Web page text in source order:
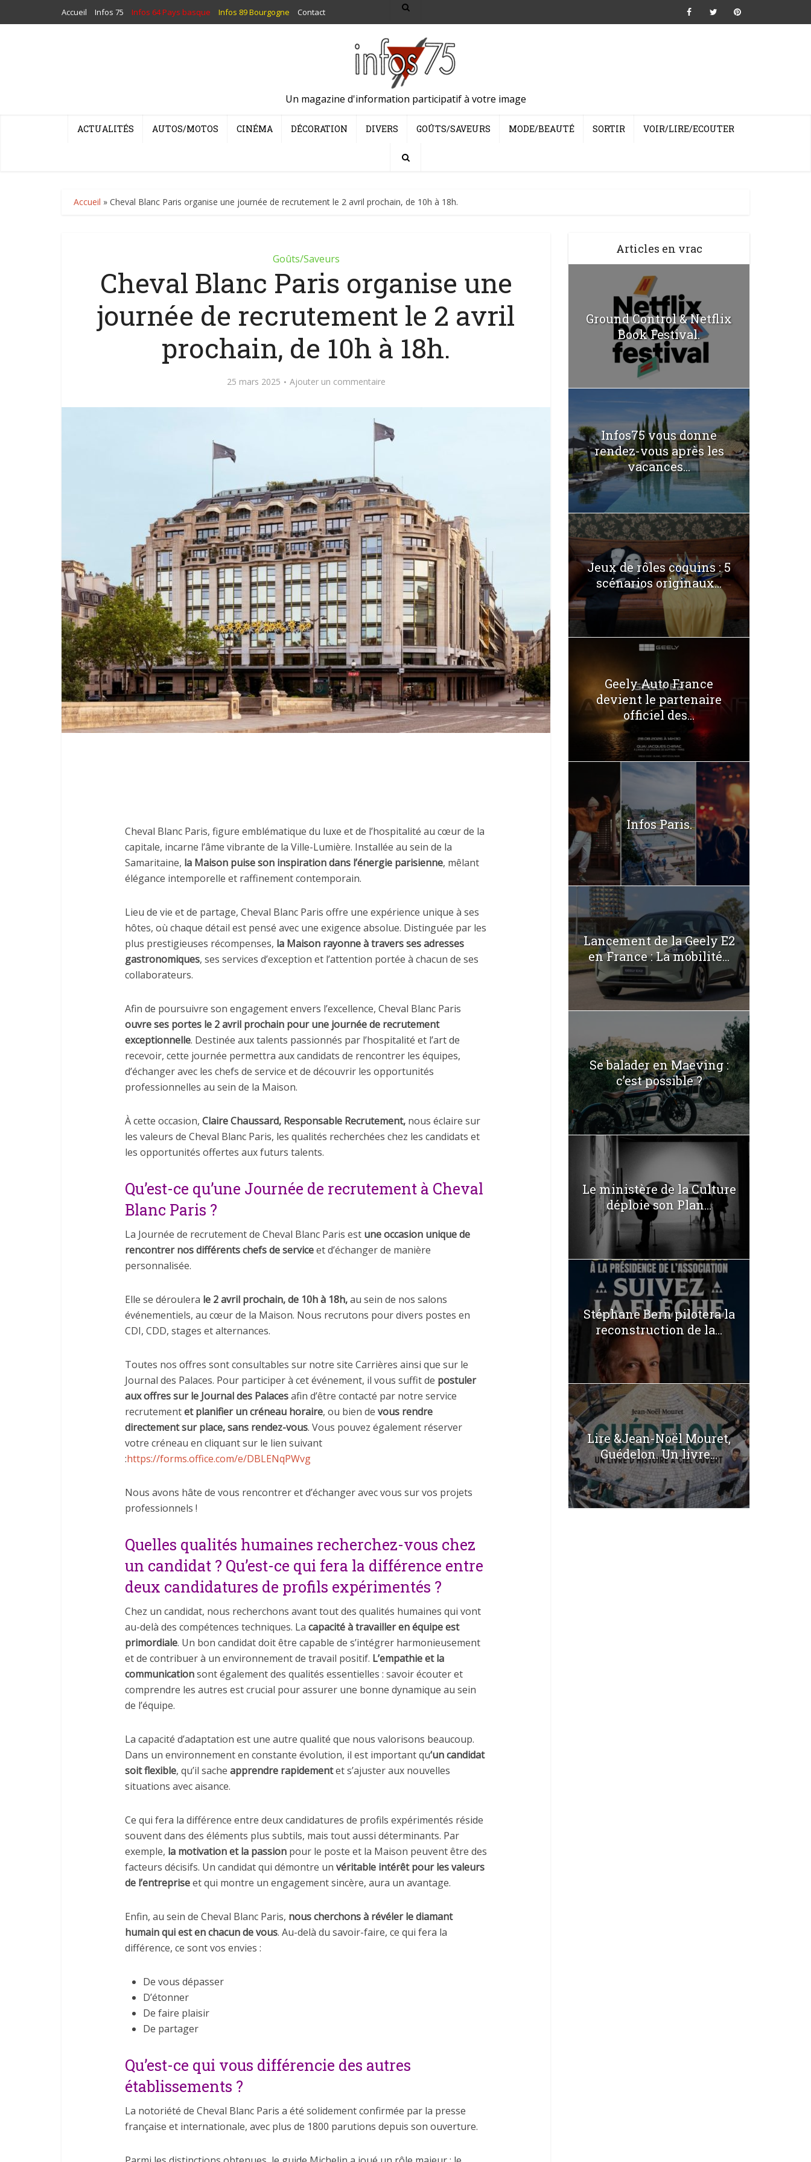
Accueil Infos 75 Infos 64 Pays basque Infos 89 Bourgogne Contact
Un magazine d'information participatif à votre image
ACTUALITÉS AUTOS/MOTOS CINÉMA DÉCORATION DIVERS GOÛTS/SAVEURS MODE/BEAUTÉ SORTIR VOIR/LIRE/ECOUTER
Accueil » Cheval Blanc Paris organise une journée de recrutement le 2 avril prochain, de 10h à 18h.
Goûts/Saveurs
Cheval Blanc Paris organise une
journée de recrutement le 2 avril
prochain, de 10h à 18h.
25 mars 2025 Ajouter un commentaire
Cheval Blanc Paris, figure emblématique du luxe et de l’hospitalité au cœur de la
capitale, incarne l’âme vibrante de la Ville-Lumière. Installée au sein de la
Samaritaine, la Maison puise son inspiration dans l’énergie parisienne, mêlant
élégance intemporelle et raffinement contemporain.
Lieu de vie et de partage, Cheval Blanc Paris offre une expérience unique à ses
hôtes, où chaque détail est pensé avec une exigence absolue. Distinguée par les
plus prestigieuses récompenses, la Maison rayonne à travers ses adresses
gastronomiques, ses services d’exception et l’attention portée à chacun de ses
collaborateurs.
Afin de poursuivre son engagement envers l’excellence, Cheval Blanc Paris
ouvre ses portes le 2 avril prochain pour une journée de recrutement
exceptionnelle. Destinée aux talents passionnés par l’hospitalité et l’art de
recevoir, cette journée permettra aux candidats de rencontrer les équipes,
d’échanger avec les chefs de service et de découvrir les opportunités
professionnelles au sein de la Maison.
À cette occasion, Claire Chaussard, Responsable Recrutement, nous éclaire sur
les valeurs de Cheval Blanc Paris, les qualités recherchées chez les candidats et
les opportunités offertes aux futurs talents.
Qu’est-ce qu’une Journée de recrutement à Cheval
Blanc Paris ?
La Journée de recrutement de Cheval Blanc Paris est une occasion unique de
rencontrer nos différents chefs de serviceet d’échanger de manière
personnalisée.
Elle se déroulera le 2 avril prochain, de 10h à 18h,au sein de nos salons
événementiels, au cœur de la Maison. Nous recrutons pour divers postes en
CDI, CDD, stages et alternances.
Toutes nos offres sont consultables sur notre site Carrières ainsi que sur le
Journal des Palaces. Pour participer à cet événement, il vous suffit de postuler
aux offres sur le Journal des Palacesafin d’être contacté par notre service
recrutementet planifier un créneau horaire, ou bien de vous rendre
directement sur place, sans rendez-vous. Vous pouvez également réserver
votre créneau en cliquant sur le lien suivant
:https://forms.office.com/e/DBLENqPWvg
Nous avons hâte de vous rencontrer et d’échanger avec vous sur vos projets
professionnels !
Quelles qualités humaines recherchez-vous chez
un candidat ? Qu’est-ce qui fera la différence entre
deux candidatures de profils expérimentés ?
Chez un candidat, nous recherchons avant tout des qualités humaines qui vont
au-delà des compétences techniques. La capacité à travailler en équipe est
primordiale. Un bon candidat doit être capable de s’intégrer harmonieusement
et de contribuer à un environnement de travail positif. L’empathie et la
communicationsont également des qualités essentielles : savoir écouter et
comprendre les autres est crucial pour assurer une bonne dynamique au sein
de l’équipe.
La capacité d’adaptation est une autre qualité que nous valorisons beaucoup.
Dans un environnement en constante évolution, il est important qu‘un candidat
soit flexible, qu’il sache apprendre rapidementet s’ajuster aux nouvelles
situations avec aisance.
Ce qui fera la différence entre deux candidatures de profils expérimentés réside
souvent dans des éléments plus subtils, mais tout aussi déterminants. Par
exemple, la motivation et la passion pour le poste et la Maison peuvent être des
facteurs décisifs. Un candidat qui démontre un véritable intérêt pour les valeurs
de l’entrepriseet qui montre un engagement sincère, aura un avantage.
Enfin, au sein de Cheval Blanc Paris, nous cherchons à révéler le diamant
humain qui est en chacun de vous. Au-delà du savoir-faire, ce qui fera la
différence, ce sont vos envies :
De vous dépasser
D’étonner
De faire plaisir
De partager
Qu’est-ce qui vous différencie des autres
établissements ?
La notoriété de Cheval Blanc Paris a été solidement confirmée par la presse
française et internationale, avec plus de 1800 parutions depuis son ouverture.
Articles en vrac
Ground Control & Netflix
Book Festival.
Infos75 vous donne
rendez-vous après les
vacances...
Jeux de rôles coquins : 5
scénarios originaux...
Geely Auto France
devient le partenaire
officiel des...
Infos Paris.
Lancement de la Geely E2
en France : La mobilité...
Se balader en Maeving :
c’est possible ?
Le ministère de la Culture
déploie son Plan...
Stéphane Bern pilotera la
reconstruction de la...
Lire &Jean-Noël Mouret,
Guédelon. Un livre...